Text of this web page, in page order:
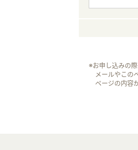
※お申し込みの
メールやこの
ページの内容